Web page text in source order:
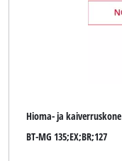
Hioma- ja kaiverruskone
BT-MG 135;EX;BR;127